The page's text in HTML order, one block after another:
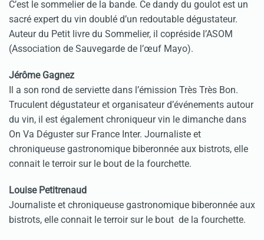
C’est le sommelier de la bande. Ce dandy du goulot est un
sacré expert du vin doublé d’un redoutable dégustateur.
Auteur du Petit livre du Sommelier, il copréside l’ASOM
(Association de Sauvegarde de l’œuf Mayo).
Jérôme Gagnez
Il a son rond de serviette dans l’émission Très Très Bon.
Truculent dégustateur et organisateur d’événements autour
du vin, il est également chroniqueur vin le dimanche dans
On Va Déguster sur France Inter. Journaliste et
chroniqueuse gastronomique biberonnée aux bistrots, elle
connait le terroir sur le bout de la fourchette.
Louise Petitrenaud
Journaliste et chroniqueuse gastronomique biberonnée aux
bistrots, elle connait le terroir sur le bout de la fourchette.